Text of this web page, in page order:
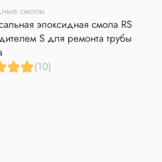
смолы
эпоксидная смола RS
S для ремонта трубы
(10)